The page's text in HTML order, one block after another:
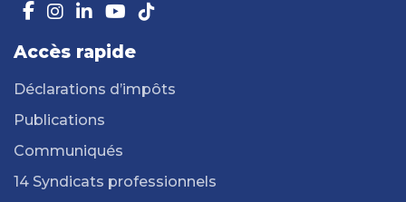
Accès rapide
Déclarations d’impôts
Publications
Communiqués
14 Syndicats professionnels